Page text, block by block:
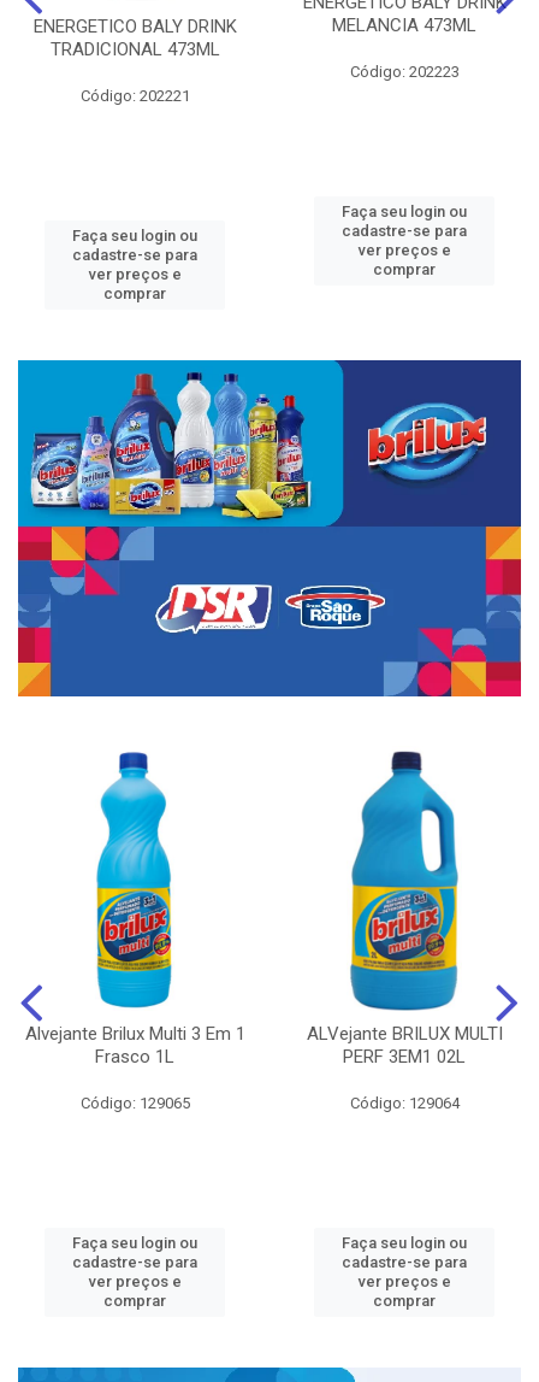
ENERGETICO BALY DRINK
TRADICIONAL 473ML
Código: 202221
Faça seu login ou
cadastre-se para
ver preços e
comprar
MELANCIA 473ML
Código: 202223
Faça seu login ou
cadastre-se para
ver preços e
comprar
Alvejante Brilux Multi 3 Em 1
Frasco 1L
Código: 129065
Faça seu login ou
cadastre-se para
ver preços e
comprar
ALVejante BRILUX MULTI
PERF 3EM1 02L
Código: 129064
Faça seu login ou
cadastre-se para
ver preços e
comprar